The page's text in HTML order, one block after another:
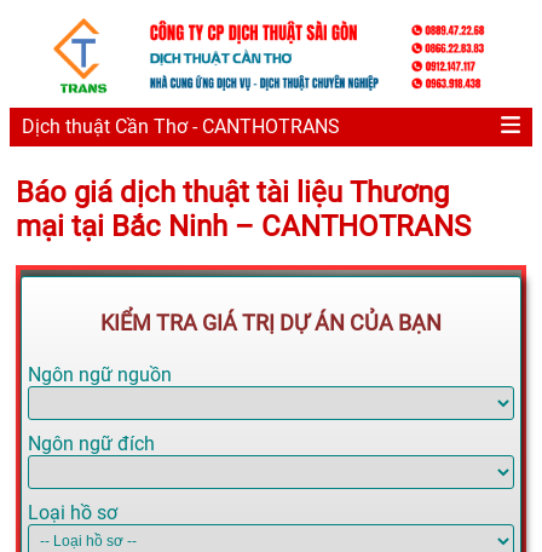
Dịch thuật Cần Thơ - CANTHOTRANS
Báo giá dịch thuật tài liệu Thương
mại tại Bắc Ninh – CANTHOTRANS
KIỂM TRA GIÁ TRỊ DỰ ÁN CỦA BẠN
Ngôn ngữ nguồn
Ngôn ngữ đích
Loại hồ sơ